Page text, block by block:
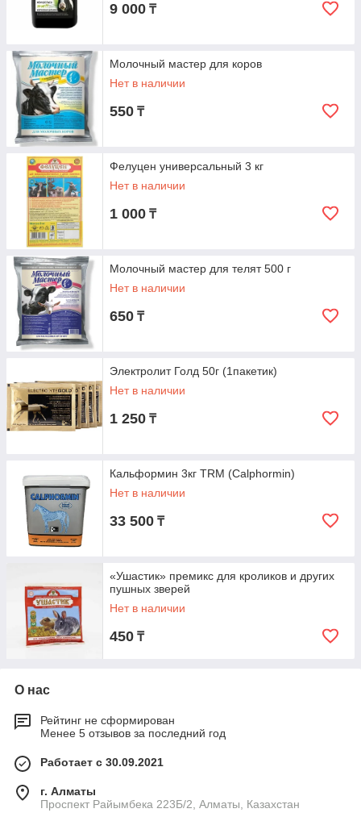
9 000 ₸
Молочный мастер для коров
Нет в наличии
550 ₸
Фелуцен универсальный 3 кг
Нет в наличии
1 000 ₸
Молочный мастер для телят 500 г
Нет в наличии
650 ₸
Электролит Голд 50г (1пакетик)
Нет в наличии
1 250 ₸
Кальформин 3кг TRM (Calphormin)
Нет в наличии
33 500 ₸
«Ушастик» премикс для кроликов и других
пушных зверей
Нет в наличии
450 ₸
О нас
Рейтинг не сформирован
Менее 5 отзывов за последний год
Работает с 30.09.2021
г. Алматы
Проспект Райымбека 223Б/2, Алматы, Казахстан